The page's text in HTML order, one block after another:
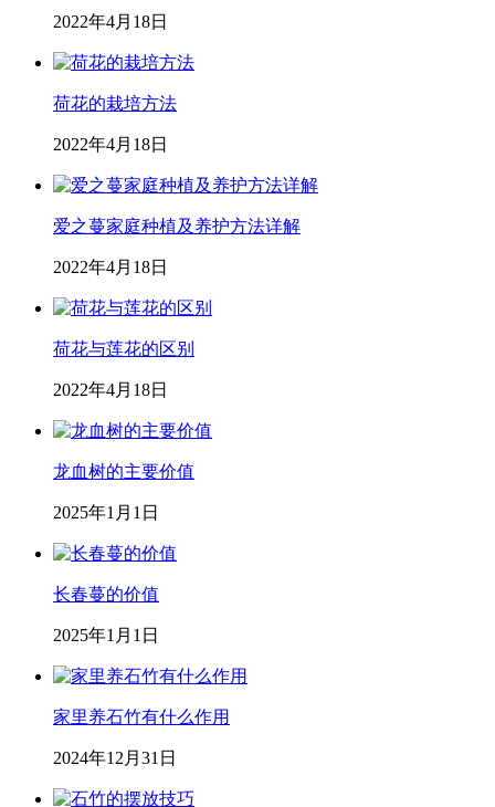
2022年4月18日
荷花的栽培方法
2022年4月18日
爱之蔓家庭种植及养护方法详解
2022年4月18日
荷花与莲花的区别
2022年4月18日
龙血树的主要价值
2025年1月1日
长春蔓的价值
2025年1月1日
家里养石竹有什么作用
2024年12月31日